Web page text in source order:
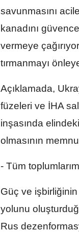
savunmasını
kanadını
vermeye
tırmanmayı
Açıklamada,
füzeleri ve İHA
inşasında
olmasının
- Tüm
Güç ve işbirliğinin
yolunu
Rus